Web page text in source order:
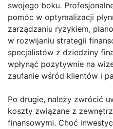
swojego boku.
pomóc w optymalizacji
zarządzaniu ryzykiem,
w rozwijaniu strategii
specjalistów z dziedziny
wpłynąć pozytywnie na
zaufanie wśród klientów i
Po drugie, należy zwrócić
koszty związane z
finansowymi. Choć